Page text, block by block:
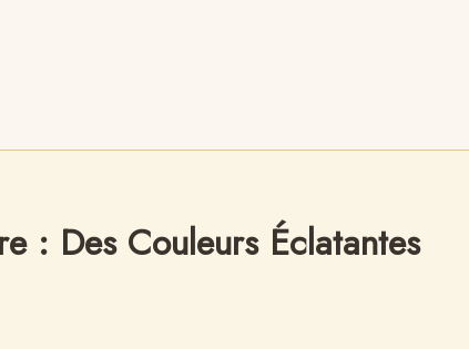
: Des Couleurs Éclatantes